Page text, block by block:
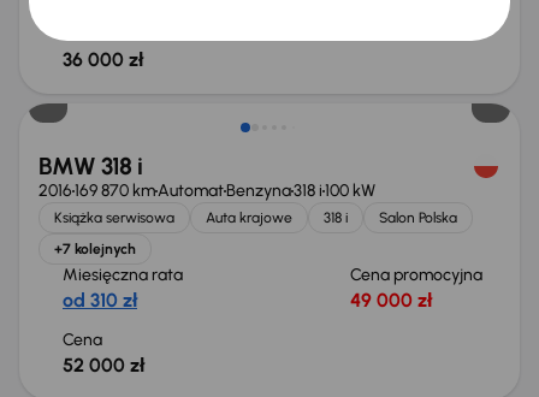
36 000 zł
BMW 318 i
2016169 870 kmAutomatBenzyna318 i100 kW
Książka serwisowa Auta krajowe 318 i
Salon Polska
+7 kolejnych
Miesięczna rata
od 310 zł
Cena promocyjna
49 000 zł
Cena
52 000 zł
Taniej o 1 000 zł